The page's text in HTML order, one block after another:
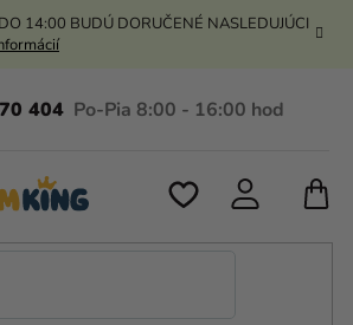
14:00 BUDÚ DORUČENÉ NASLEDUJÚCI
404